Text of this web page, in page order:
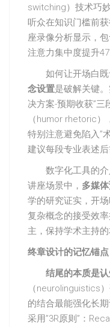
switching）技术巧
听众在知识门槛前
座录像分析显示，
注意力集中度提升
如何让开场白
念设置是破解关键
决方案-预期收获”
（humor rhetoric
特别注意避免陷入”
建议每段专业表述后
数字化工具的
讲座场景中， 多媒
学的研究证实，开
复杂概念的接受效
主，保持学术主持的
终章设计的记忆锚点
结尾的本质是
（neurolinguistics
的结合最能强化长
采用”3R原则”：